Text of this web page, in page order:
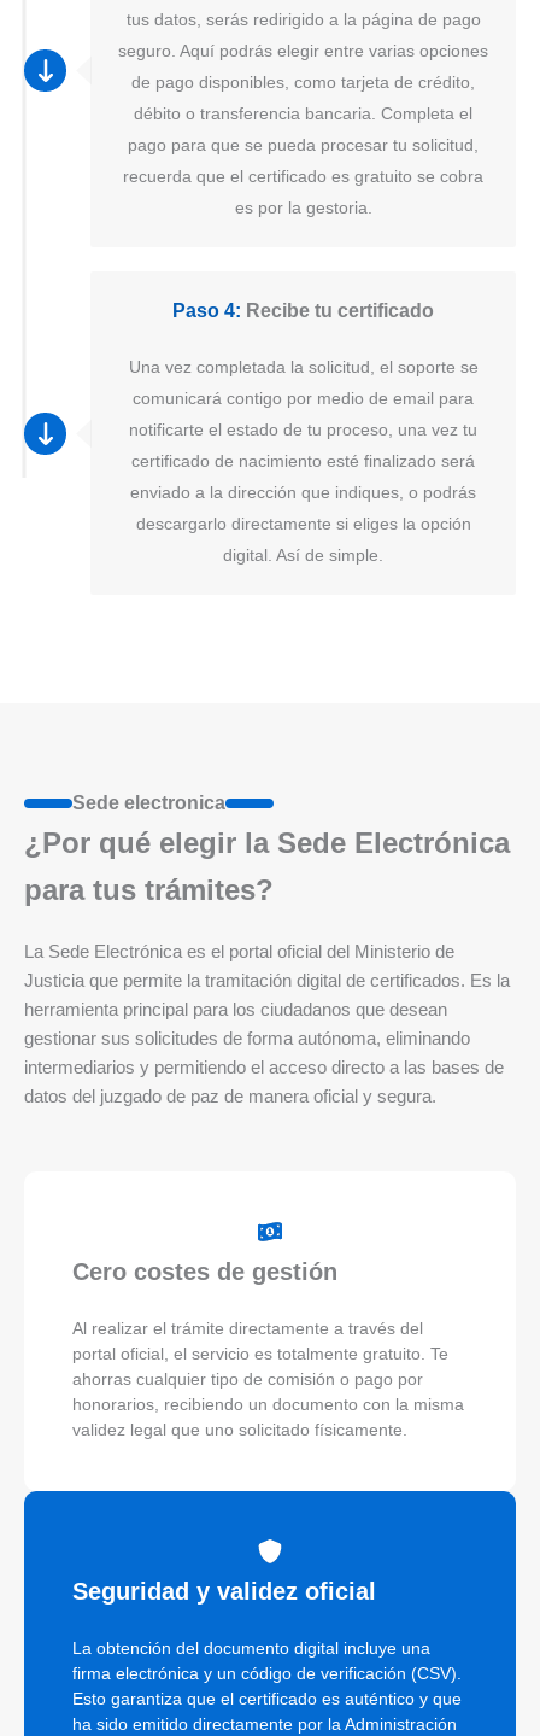
tus datos, serás redirigido a la página de pago
seguro. Aquí podrás elegir entre varias opciones
de pago disponibles, como tarjeta de crédito,
débito o transferencia bancaria. Completa el
pago para que se pueda procesar tu solicitud,
recuerda que el certificado es gratuito se cobra
es por la gestoria.
Paso 4: Recibe tu certificado
Una vez completada la solicitud, el soporte se
comunicará contigo por medio de email para
notificarte el estado de tu proceso, una vez tu
certificado de nacimiento esté finalizado será
enviado a la dirección que indiques, o podrás
descargarlo directamente si eliges la opción
digital. Así de simple.
Sede electronica
¿Por qué elegir la Sede Electrónica
para tus trámites?
La Sede Electrónica es el portal oficial del Ministerio de
Justicia que permite la tramitación digital de certificados. Es la
herramienta principal para los ciudadanos que desean
gestionar sus solicitudes de forma autónoma, eliminando
intermediarios y permitiendo el acceso directo a las bases de
datos del juzgado de paz de manera oficial y segura.
Cero costes de gestión
Al realizar el trámite directamente a través del
portal oficial, el servicio es totalmente gratuito. Te
ahorras cualquier tipo de comisión o pago por
honorarios, recibiendo un documento con la misma
validez legal que uno solicitado físicamente.
Seguridad y validez oficial
La obtención del documento digital incluye una
firma electrónica y un código de verificación (CSV).
Esto garantiza que el certificado es auténtico y que
ha sido emitido directamente por la Administración